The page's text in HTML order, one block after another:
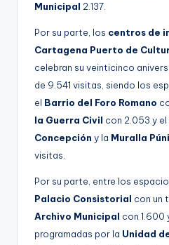
Municipal 2.137.
Por su parte, los centros de
Cartagena Puerto de
celebran su veinticinco
de 9.541 visitas, siendo los
el Barrio del Foro Romano
la Guerra Civil con 2.053 y el
Concepción y la Muralla
visitas.
Por su parte, entre los
Palacio Consistorial con un
Archivo Municipal con 1.600
programadas por la Unidad